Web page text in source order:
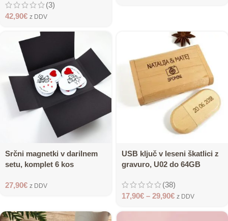
(3)
42,90€ z DDV
Srčni magnetki v darilnem
setu, komplet 6 kos
27,90€ z DDV
USB ključ v leseni škatlici z
gravuro, U02 do 64GB
(38)
17,90€ – 29,90€ z DDV